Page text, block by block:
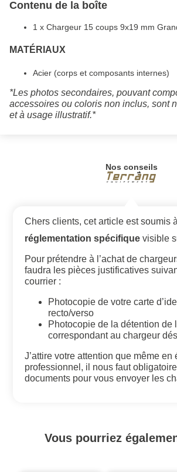
Contenu de la boîte
1 x Chargeur 15 coups 9x19 mm
MATÉRIAUX
Acier (corps et composants internes)
*Les photos secondaires, pouvant
accessoires ou coloris non inclus, sont
et à usage illustratif.*
Nos conseils
Chers clients, cet article est soumis
réglementation spécifique visible
Pour prétendre à l’achat de
faudra les pièces justificatives
courrier :
Photocopie de votre carte
recto/verso
Photocopie de la détention de
correspondant au chargeur
J’attire votre attention que même en
professionnel, il nous faut
documents pour vous envoyer les
Vous pourriez